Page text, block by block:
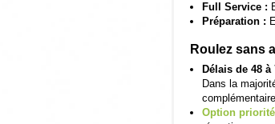
Full Service :
Préparation :
Roulez sans
Délais de 48 à
Dans la
Option